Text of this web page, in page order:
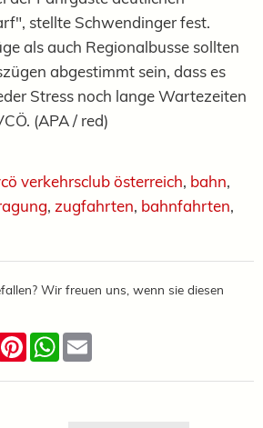
stellte Schwendinger fest.
als auch Regionalbusse sollten
abgestimmt sein, dass es
Stress noch lange Wartezeiten
(APA / red)
verkehrsclub österreich, bahn,
, zugfahrten, bahnfahrten,
Wir freuen uns, wenn sie diesen
PinterestWhatsApp